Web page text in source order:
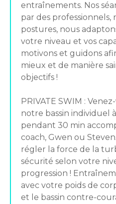
entraînements. Nos
par des professionnels,
postures, nous
votre niveau et vos
motivons et guidons
mieux et de manière
objectifs !
PRIVATE SWIM :
notre bassin individuel
pendant 30 min
coach, Gwen ou
régler la force de la
sécurité selon votre
progression !
avec votre poids de
et le bassin contre-